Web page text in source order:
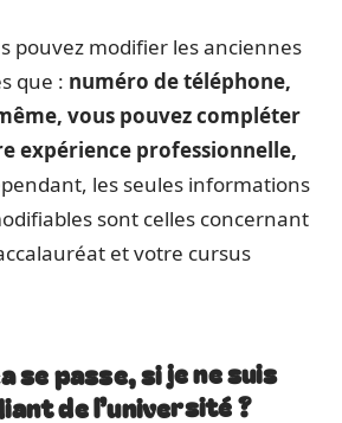
pouvez modifier les anciennes
que : numéro de téléphone,
vous pouvez compléter
expérience professionnelle,
les seules informations
sont celles concernant
et votre cursus
se passe, si je ne suis
de l’université ?